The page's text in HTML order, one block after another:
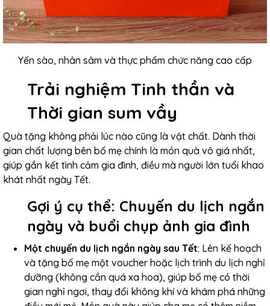
Yến sào, nhân sâm và thực phẩm chức năng cao cấp
Trải nghiệm Tinh thần và
Thời gian sum vầy
Quà tặng không phải lúc nào cũng là vật chất. Dành thời
gian chất lượng bên bố mẹ chính là món quà vô giá nhất,
giúp gắn kết tình cảm gia đình, điều mà người lớn tuổi khao
khát nhất ngày Tết.
Gợi ý cụ thể: Chuyến du lịch ngắn
ngày và buổi chụp ảnh gia đình
Một chuyến du lịch ngắn ngày sau Tết: Lên kế hoạch
và tặng bố mẹ một voucher hoặc lịch trình du lịch nghỉ
dưỡng (không cần quá xa hoa), giúp bố mẹ có thời
gian nghỉ ngơi, thay đổi không khí và khám phá những